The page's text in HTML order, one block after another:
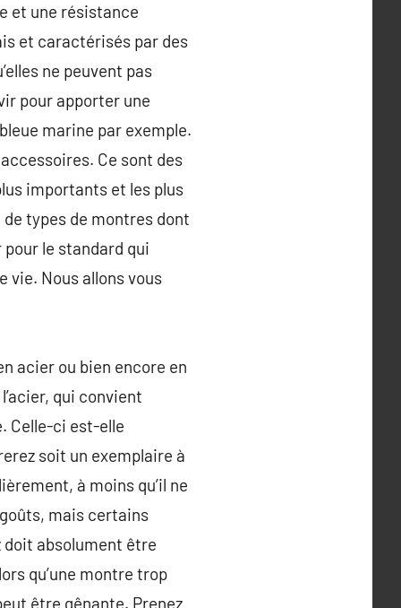
et une résistance
et caractérisés par des
ne peuvent pas
pour apporter une
marine par exemple.
Ce sont des
importants et les plus
types de montres dont
pour le standard qui
Nous allons vous
acier ou bien encore en
qui convient
Celle-ci est-elle
soit un exemplaire à
à moins qu’il ne
mais certains
doit absolument être
qu’une montre trop
être gênante. Prenez